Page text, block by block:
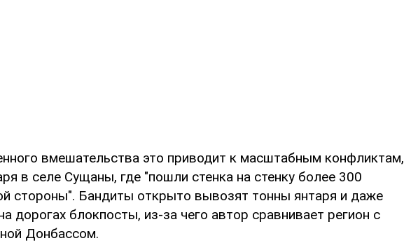
вмешательства это приводит к масштабным конфликтам,
в селе Сущаны, где "пошли стенка на стенку более 300
стороны". Бандиты открыто вывозят тонны янтаря и даже
дорогах блокпосты, из-за чего автор сравнивает регион с
Донбассом.